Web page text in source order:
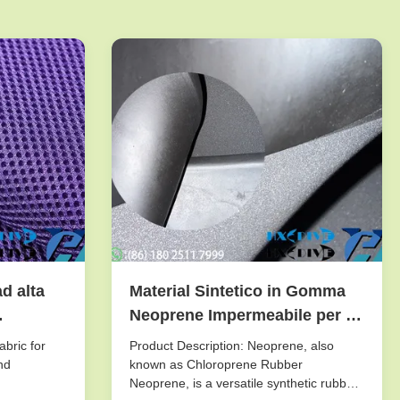
alta
for
Material Sintetico in Gomma
Neoprene Impermeabile per la
Produzione di Guarnizioni e
Coperture Protettive
Product Description: Neoprene, also
known as Chloroprene Rubber
Neoprene, is a versatile synthetic rubber